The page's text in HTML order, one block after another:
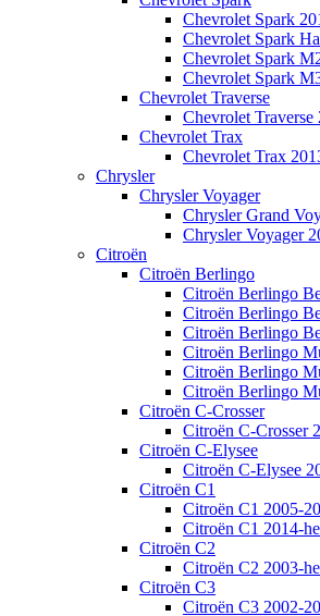
Chevrolet Spark
Chevrolet Spark
Chevrolet Spark
Chevrolet Spark
Chevrolet Traverse
Chevrolet Traverse
Chevrolet Trax
Chevrolet Trax
Chrysler
Chrysler Voyager
Chrysler Grand
Chrysler Voyager
Citroën
Citroën Berlingo
Citroën Berlingo
Citroën Berlingo
Citroën Berlingo
Citroën Berlingo
Citroën Berlingo
Citroën Berlingo
Citroën C-Crosser
Citroën C-Crosser
Citroën C-Elysee
Citroën C-Elysee
Citroën C1
Citroën C1 2005-
Citroën C1 2014-
Citroën C2
Citroën C2 2003-
Citroën C3
Citroën C3 2002-